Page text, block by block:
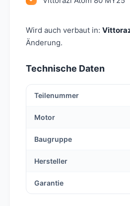
Wird auch verbaut in:
Änderung.
Technische Daten
Teilenummer
Motor
Baugruppe
Hersteller
Garantie